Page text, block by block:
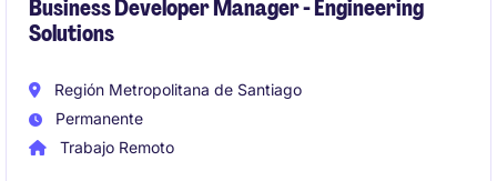
Business Developer Manager - Engineering
Solutions
Región Metropolitana de Santiago
Permanente
Trabajo Remoto